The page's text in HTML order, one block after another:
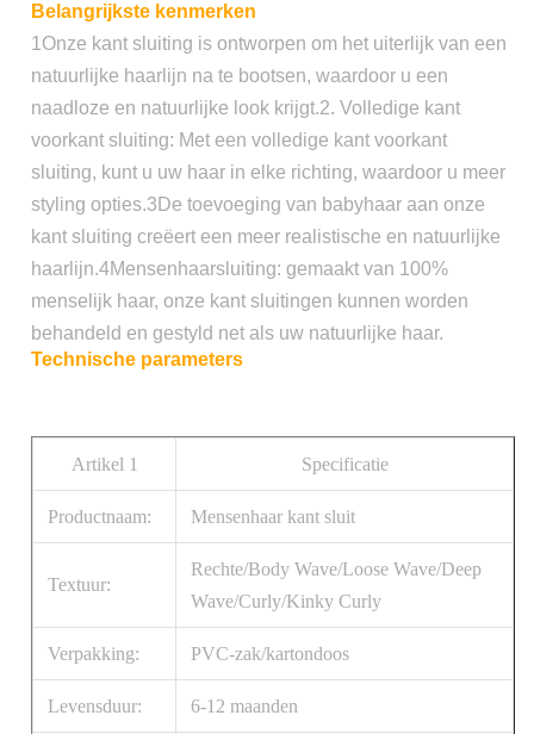
Belangrijkste kenmerken
1Onze kant sluiting is ontworpen om het uiterlijk van een
natuurlijke haarlijn na te bootsen, waardoor u een
naadloze en natuurlijke look krijgt.2. Volledige kant
voorkant sluiting: Met een volledige kant voorkant
sluiting, kunt u uw haar in elke richting, waardoor u meer
styling opties.3De toevoeging van babyhaar aan onze
kant sluiting creëert een meer realistische en natuurlijke
haarlijn.4Mensenhaarsluiting: gemaakt van 100%
menselijk haar, onze kant sluitingen kunnen worden
behandeld en gestyld net als uw natuurlijke haar.
Technische parameters
Artikel 1 Specificatie
Productnaam: Mensenhaar kant sluit
Textuur:
Rechte/Body Wave/Loose Wave/Deep
Wave/Curly/Kinky Curly
Verpakking: PVC-zak/kartondoos
Levensduur: 6-12 maanden